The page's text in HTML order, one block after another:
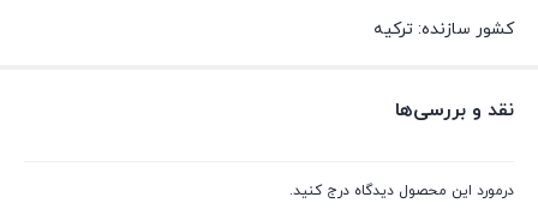
کشور سازنده: ترکیه
نقد و بررسی‌ها
درمورد این محصول دیدگاه درج کنید.